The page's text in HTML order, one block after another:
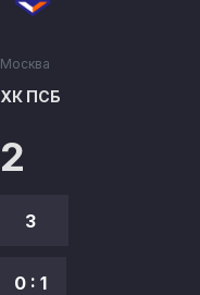
2
3
0 : 1
Москва
ХК ПСБ